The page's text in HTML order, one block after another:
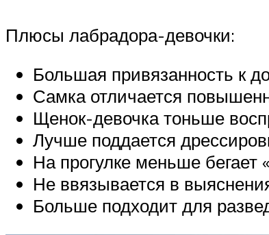
Плюсы лабрадора-девочки:
Большая привязанность к
Самка отличается
Щенок-девочка тоньше
Лучше поддается
На прогулке меньше бегает
Не ввязывается в
Больше подходит для